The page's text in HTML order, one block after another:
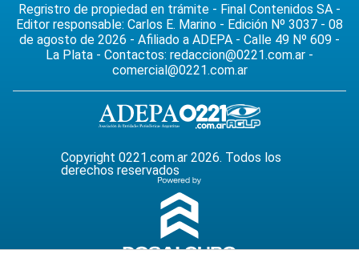
Regristro de propiedad en trámite - Final Contenidos SA -
Editor responsable: Carlos E. Marino - Edición Nº 3037 - 08
de agosto de 2026 - Afiliado a ADEPA - Calle 49 Nº 609 -
La Plata - Contactos: redaccion@0221.com.ar -
comercial@0221.com.ar
Copyright 0221.com.ar 2026. Todos los
derechos reservados